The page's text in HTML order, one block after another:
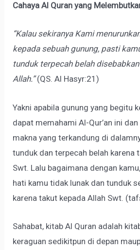
Cahaya Al Quran yang
“Kalau sekiranya Kami
kepada sebuah gunung, pasti
tunduk terpecah belah
Allah.”(QS. Al Hasyr:21)
Yakni apabila gunung yang begitu
dapat memahami Al-Qur’an ini
makna yang terkandung di
tunduk dan terpecah belah karena
Swt. Lalu bagaimana dengan
hati kamu tidak lunak dan tunduk
karena takut kepada Allah Swt.
Sahabat, kitab Al Quran adalah
keraguan sedikitpun di depan